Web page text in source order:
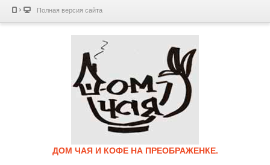
Полная версия сайта
ДОМ ЧАЯ И КОФЕ НА ПРЕОБРАЖЕНКЕ.